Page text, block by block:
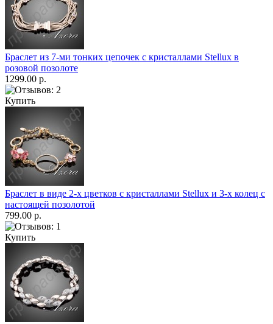
Браслет из 7-ми тонких цепочек с кристаллами Stellux в
розовой позолоте
1299.00 р.
Купить
Браслет в виде 2-х цветков с кристаллами Stellux и 3-х колец с
настоящей позолотой
799.00 р.
Купить